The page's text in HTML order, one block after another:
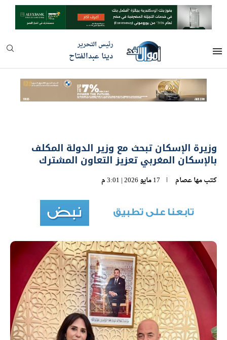
رئيس التحرير
دينا عبدالفتاح
وزيرة الإسكان تبحث مع وزير الدولة المكلف
بالإسكان المغربي تعزيز التعاون المشترك
كتبمها عصام 17 مايو 2026 | 3:01 م